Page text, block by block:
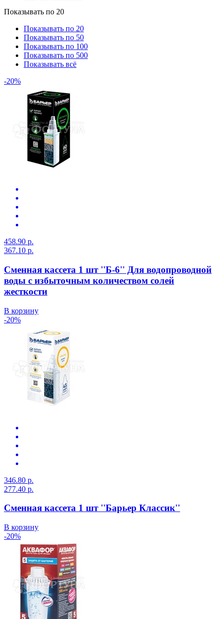
Показывать по 20
Показывать по 20
Показывать по 50
Показывать по 100
Показывать по 500
Показывать всё
-20%
458.90 р.
367.10 р.
Сменная кассета 1 шт ''Б-6'' Для водопроводной
воды с избыточным количеством солей
жесткости
В корзину
-20%
346.80 р.
277.40 р.
Сменная кассета 1 шт ''Барьер Классик''
В корзину
-20%